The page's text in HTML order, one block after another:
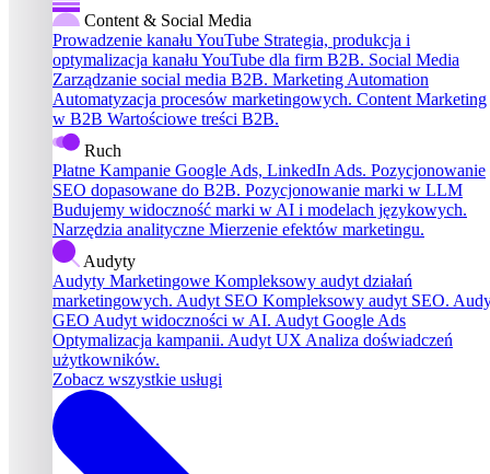
Content & Social Media
Prowadzenie kanału YouTube Strategia, produkcja i
optymalizacja kanału YouTube dla firm B2B. Social Media
Zarządzanie social media B2B. Marketing Automation
Automatyzacja procesów marketingowych. Content Marketing
w B2B Wartościowe treści B2B.
Ruch
Płatne Kampanie Google Ads, LinkedIn Ads. Pozycjonowanie
SEO dopasowane do B2B. Pozycjonowanie marki w LLM
Budujemy widoczność marki w AI i modelach językowych.
Narzędzia analityczne Mierzenie efektów marketingu.
Audyty
Audyty Marketingowe Kompleksowy audyt działań
marketingowych. Audyt SEO Kompleksowy audyt SEO.
GEO Audyt widoczności w AI. Audyt Google Ads
Optymalizacja kampanii. Audyt UX Analiza doświadczeń
użytkowników.
Zobacz wszystkie usługi